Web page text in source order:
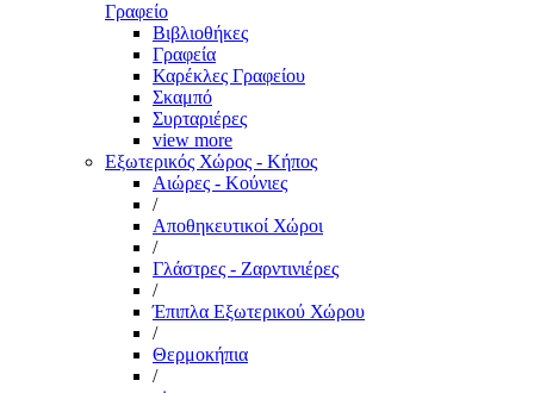
Γραφείο
Βιβλιοθήκες
Γραφεία
Καρέκλες Γραφείου
Σκαμπό
Συρταριέρες
view more
Εξωτερικός Χώρος - Κήπος
Αιώρες - Κούνιες
/
Αποθηκευτικοί Χώροι
/
Γλάστρες - Ζαρντινιέρες
/
Έπιπλα Εξωτερικού Χώρου
/
Θερμοκήπια
/